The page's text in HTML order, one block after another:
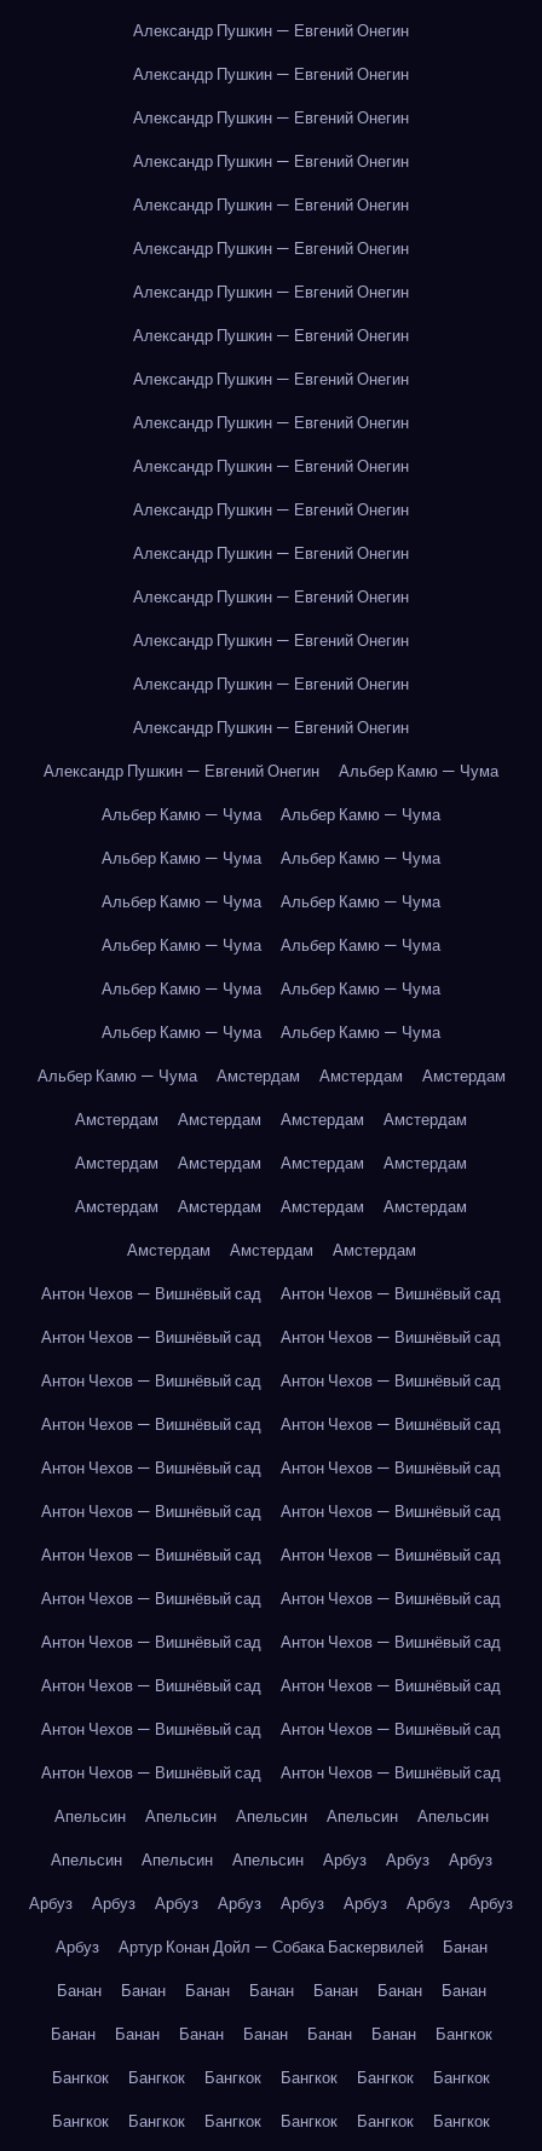
Александр Пушкин — Евгений Онегин
Александр Пушкин — Евгений Онегин
Александр Пушкин — Евгений Онегин
Александр Пушкин — Евгений Онегин
Александр Пушкин — Евгений Онегин
Александр Пушкин — Евгений Онегин
Александр Пушкин — Евгений Онегин
Александр Пушкин — Евгений Онегин
Александр Пушкин — Евгений Онегин
Александр Пушкин — Евгений Онегин
Александр Пушкин — Евгений Онегин
Александр Пушкин — Евгений Онегин
Александр Пушкин — Евгений Онегин
Александр Пушкин — Евгений Онегин
Александр Пушкин — Евгений Онегин
Александр Пушкин — Евгений Онегин
Александр Пушкин — Евгений Онегин
Александр Пушкин — Евгений Онегин
Альбер Камю — Чума
Альбер Камю — Чума
Альбер Камю — Чума
Альбер Камю — Чума
Альбер Камю — Чума
Альбер Камю — Чума
Альбер Камю — Чума
Альбер Камю — Чума
Альбер Камю — Чума
Альбер Камю — Чума
Альбер Камю — Чума
Альбер Камю — Чума
Альбер Камю — Чума
Альбер Камю — Чума
Амстердам Амстердам
Амстердам
Амстердам
Амстердам Амстердам
Амстердам
Амстердам
Амстердам Амстердам
Амстердам
Амстердам
Амстердам Амстердам
Амстердам
Амстердам
Амстердам
Амстердам
Антон Чехов — Вишнёвый сад
Антон Чехов — Вишнёвый сад
Антон Чехов — Вишнёвый сад
Антон Чехов — Вишнёвый сад
Антон Чехов — Вишнёвый сад
Антон Чехов — Вишнёвый сад
Антон Чехов — Вишнёвый сад
Антон Чехов — Вишнёвый сад
Антон Чехов — Вишнёвый сад
Антон Чехов — Вишнёвый сад
Антон Чехов — Вишнёвый сад
Антон Чехов — Вишнёвый сад
Антон Чехов — Вишнёвый сад
Антон Чехов — Вишнёвый сад
Антон Чехов — Вишнёвый сад
Антон Чехов — Вишнёвый сад
Антон Чехов — Вишнёвый сад
Антон Чехов — Вишнёвый сад
Антон Чехов — Вишнёвый сад
Антон Чехов — Вишнёвый сад
Антон Чехов — Вишнёвый сад
Антон Чехов — Вишнёвый сад
Антон Чехов — Вишнёвый сад
Антон Чехов — Вишнёвый сад
Апельсин
Апельсин Апельсин Апельсин
Апельсин
Апельсин
Апельсин Апельсин Арбуз Арбуз
Арбуз
Арбуз
Арбуз Арбуз Арбуз Арбуз Арбуз Арбуз
Арбуз
Арбуз
Артур Конан Дойл — Собака Баскервилей
Банан
Банан
Банан Банан Банан Банан Банан
Банан
Банан
Банан Банан Банан Банан Банан
Бангкок
Бангкок
Бангкок Бангкок Бангкок Бангкок
Бангкок
Бангкок
Бангкок Бангкок Бангкок Бангкок Бангкок